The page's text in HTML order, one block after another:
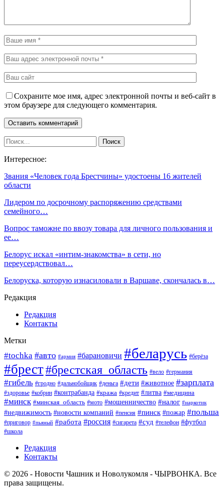
Сохраните мое имя, адрес электронной почты и веб-сайт в
этом браузере для следующего комментария.
Интересное:
Звания «Человек года Брестчины» удостоены 16 жителей
области
Лидером по досрочному распоряжению средствами
семейного…
Вопрос таможне по ввозу товара для личного пользования и
ее…
Белорус искал «интим-знакомства» в сети, но
переусердствовал…
Белоруска, которую изнасиловали в Варшаве, скончалась в…
Редакция
Редакция
Контакты
Метки
#tochka #авто #армия #барановичи #беларусь #берёза
#брест#брестская_область #вело #германия
#гибель #гродно #дальнобойщик #деньга #дети #животное #зарплата
#здоровье #кобрин #контрабанда #кража #кредит #литва #медицина
#минск #минская_область #мото #мошенничество #налог #наркотик
#недвижимость #новости компаний #пенсия #пинск #пожар #польша
#приговор #пьяный #работа #россия #сигарета #суд #телефон #футбол
#школа
Редакция
Контакты
© 2026 - Новости Чашник и Новолукомля - ЧЫРВОНКА. Все
права защищены.